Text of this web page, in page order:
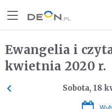
Ewangelia i
kwietnia 2020 r.
Sobota, 18